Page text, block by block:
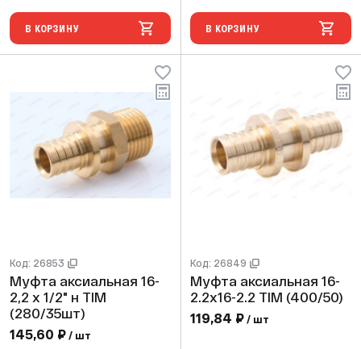
В КОРЗИНУ В КОРЗИНУ
Код: 26853
Муфта аксиальная 16-
2,2 х 1/2" н TIM
(280/35шт)
145,60 ₽ / шт
Код: 26849
Муфта аксиальная 16-
2.2х16-2.2 TIM (400/50)
119,84 ₽ / шт